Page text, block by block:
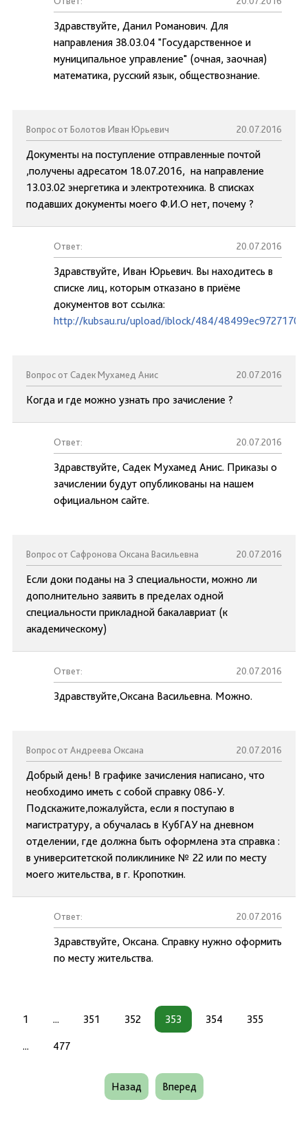
Здравствуйте, Данил Романович. Для
направления 38.03.04 "Государственное и
муниципальное управление" (очная, заочная)
математика, русский язык, обществознание.
Вопрос от Болотов Иван Юрьевич 20.07.2016
Документы на поступление отправленные почтой
,получены адресатом 18.07.2016, на направление
13.03.02 энергетика и электротехника. В списках
подавших документы моего Ф.И.О нет, почему ?
Ответ: 20.07.2016
Здравствуйте, Иван Юрьевич. Вы находитесь в
списке лиц, которым отказано в приёме
документов вот ссылка:
http://kubsau.ru/upload/iblock/484/
Вопрос от Садек Мухамед Анис 20.07.2016
Когда и где можно узнать про зачисление ?
Ответ: 20.07.2016
Здравствуйте, Садек Мухамед Анис. Приказы о
зачислении будут опубликованы на нашем
официальном сайте.
Вопрос от Сафронова Оксана Васильевна 20.07.2016
Если доки поданы на 3 специальности, можно ли
дополнительно заявить в пределах одной
специальности прикладной бакалавриат (к
академическому)
Ответ: 20.07.2016
Здравствуйте,Оксана Васильевна. Можно.
Вопрос от Андреева Оксана 20.07.2016
Добрый день! В графике зачисления написано, что
необходимо иметь с собой справку 086-У.
Подскажите,пожалуйста, если я поступаю в
магистратуру, а обучалась в КубГАУ на дневном
отделении, где должна быть оформлена эта справка :
в университетской поликлинике № 22 или по месту
моего жительства, в г. Кропоткин.
Ответ: 20.07.2016
Здравствуйте, Оксана. Справку нужно оформить
по месту жительства.
1 ... 351 352 353 354 355
... 477
Назад Вперед